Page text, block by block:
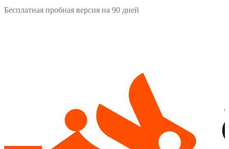
Бесплатная пробная версия на 90 дней